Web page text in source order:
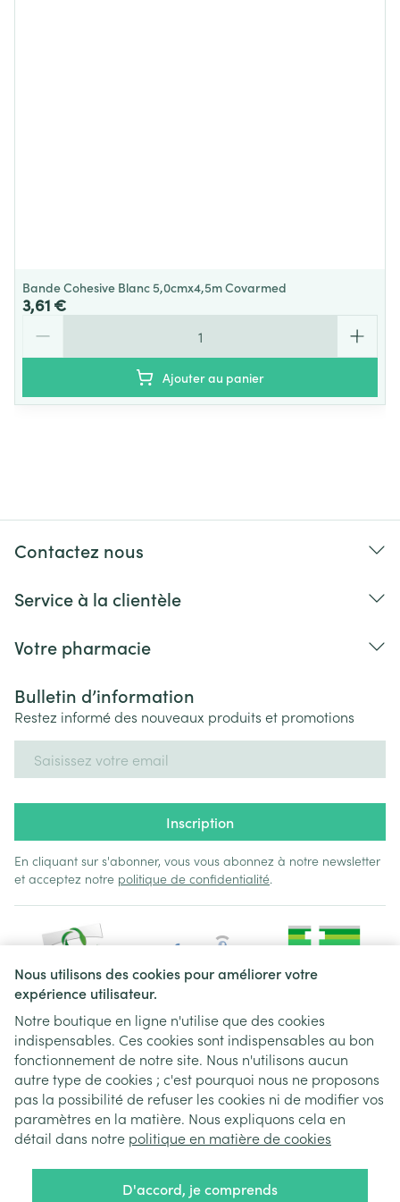
Nous utilisons des cookies pour améliorer votre
expérience utilisateur.
Notre boutique en ligne n'utilise que des cookies
indispensables. Ces cookies sont indispensables au bon
fonctionnement de notre site. Nous n'utilisons aucun
autre type de cookies ; c'est pourquoi nous ne proposons
pas la possibilité de refuser les cookies ni de modifier vos
paramètres en la matière. Nous expliquons cela en
détail dans notre politique en matière de cookies
D'accord, je comprends
Bande Cohesive Blanc 5,0cmx4,5m Covarmed
3,61 €
Ajouter au panier
Contactez nous
Service à la clientèle
Votre pharmacie
Bulletin d’information
Restez informé des nouveaux produits et promotions
Inscription
En cliquant sur s'abonner, vous vous abonnez à notre newsletter
et acceptez notre politique de confidentialité.
Liens légaux